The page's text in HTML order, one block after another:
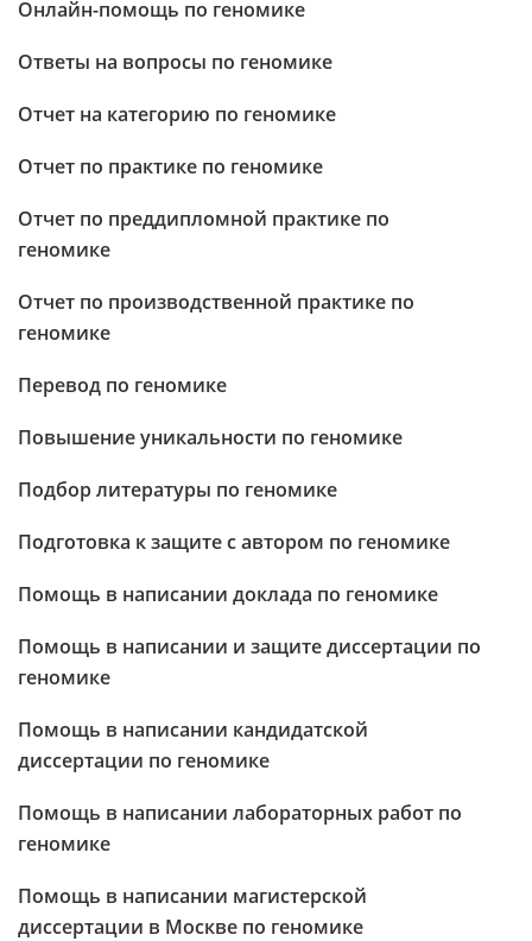
Онлайн-помощь по геномике
Ответы на вопросы по геномике
Отчет на категорию по геномике
Отчет по практике по геномике
Отчет по преддипломной практике по
геномике
Отчет по производственной практике по
геномике
Перевод по геномике
Повышение уникальности по геномике
Подбор литературы по геномике
Подготовка к защите с автором по геномике
Помощь в написании доклада по геномике
Помощь в написании и защите диссертации по
геномике
Помощь в написании кандидатской
диссертации по геномике
Помощь в написании лабораторных работ по
геномике
Помощь в написании магистерской
диссертации в Москве по геномике